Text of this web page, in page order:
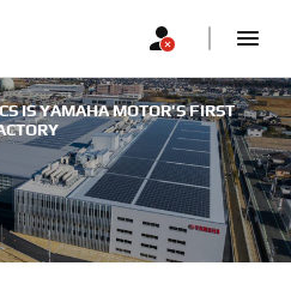
IS YAMAHA MOTOR'S FIRST